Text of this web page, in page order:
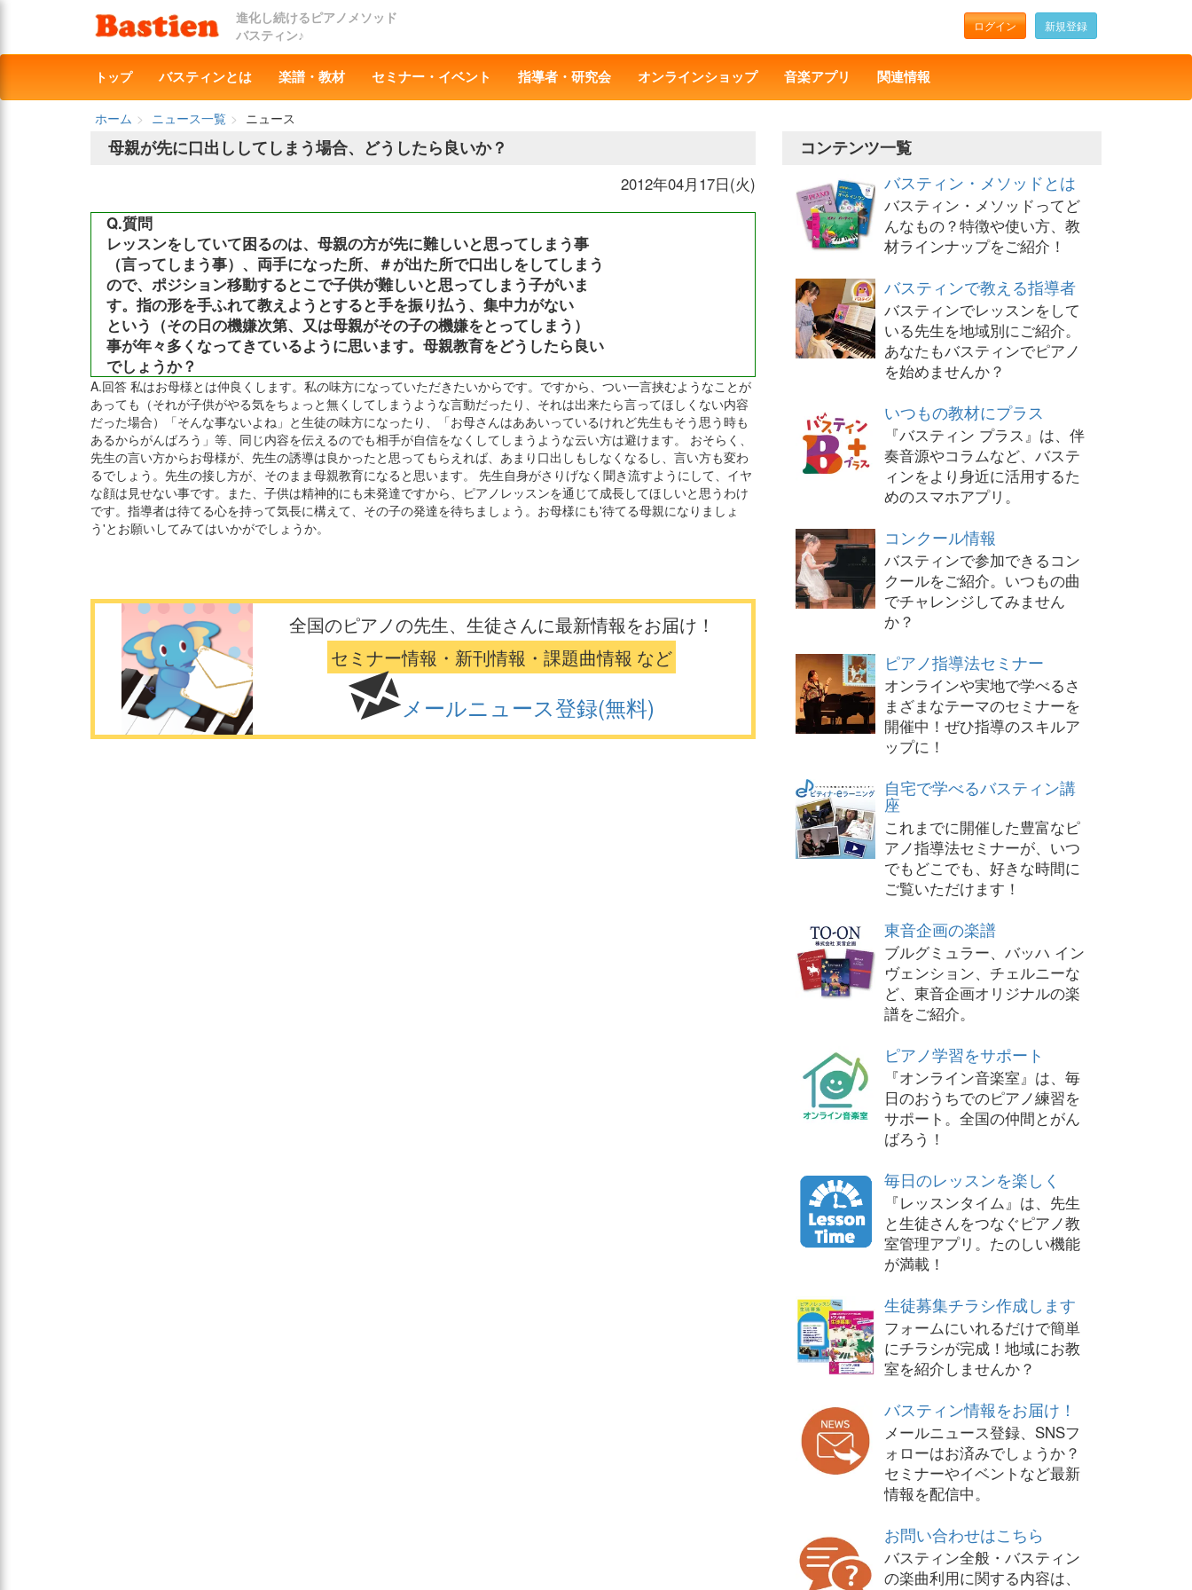
進化し続けるピアノメソッド
バスティン♪
ログイン 新規登録
トップ バスティンとは 楽譜・教材 セミナー・イベント 指導者・研究会 オンラインショップ 音楽アプリ 関連情報
ホーム ニュース一覧
ニュース
母親が先に口出ししてしまう場合、どうしたら良いか？
2012年04月17日(火)
Q.質問
レッスンをしていて困るのは、母親の方が先に難しいと思ってしまう事
（言ってしまう事）、両手になった所、＃が出た所で口出しをしてしまう
ので、ポジション移動するとこで子供が難しいと思ってしまう子がいま
す。指の形を手ふれて教えようとすると手を振り払う、集中力がない
という（その日の機嫌次第、又は母親がその子の機嫌をとってしまう）
事が年々多くなってきているように思います。母親教育をどうしたら良い
でしょうか？
A.回答 私はお母様とは仲良くします。私の味方になっていただきたいからです。ですから、つい一言挟むようなことが
あっても（それが子供がやる気をちょっと無くしてしまうような言動だったり、それは出来たら言ってほしくない内容
だった場合）「そんな事ないよね」と生徒の味方になったり、「お母さんはああいっているけれど先生もそう思う時も
あるからがんばろう」等、同じ内容を伝えるのでも相手が自信をなくしてしまうような云い方は避けます。 おそらく、
先生の言い方からお母様が、先生の誘導は良かったと思ってもらえれば、あまり口出しもしなくなるし、言い方も変わ
るでしょう。先生の接し方が、そのまま母親教育になると思います。 先生自身がさりげなく聞き流すようにして、イヤ
な顔は見せない事です。また、子供は精神的にも未発達ですから、ピアノレッスンを通じて成長してほしいと思うわけ
です。指導者は待てる心を持って気長に構えて、その子の発達を待ちましょう。お母様にも'待てる母親になりましょ
う'とお願いしてみてはいかがでしょうか。
全国のピアノの先生、生徒さんに最新情報をお届け！
セミナー情報・新刊情報・課題曲情報 など
メールニュース登録(無料)
コンテンツ一覧
バスティン・メソッドとは
バスティン・メソッドってど
んなもの？特徴や使い方、教
材ラインナップをご紹介！
バスティンで教える指導者
バスティンでレッスンをして
いる先生を地域別にご紹介。
あなたもバスティンでピアノ
を始めませんか？
いつもの教材にプラス
『バスティン プラス』は、伴
奏音源やコラムなど、バステ
ィンをより身近に活用するた
めのスマホアプリ。
コンクール情報
バスティンで参加できるコン
クールをご紹介。いつもの曲
でチャレンジしてみません
か？
ピアノ指導法セミナー
オンラインや実地で学べるさ
まざまなテーマのセミナーを
開催中！ぜひ指導のスキルア
ップに！
自宅で学べるバスティン講
座
これまでに開催した豊富なピ
アノ指導法セミナーが、いつ
でもどこでも、好きな時間に
ご覧いただけます！
東音企画の楽譜
ブルグミュラー、バッハ イン
ヴェンション、チェルニーな
ど、東音企画オリジナルの楽
譜をご紹介。
ピアノ学習をサポート
『オンライン音楽室』は、毎
日のおうちでのピアノ練習を
サポート。全国の仲間とがん
ばろう！
毎日のレッスンを楽しく
『レッスンタイム』は、先生
と生徒さんをつなぐピアノ教
室管理アプリ。たのしい機能
が満載！
生徒募集チラシ作成します
フォームにいれるだけで簡単
にチラシが完成！地域にお教
室を紹介しませんか？
バスティン情報をお届け！
メールニュース登録、SNSフ
ォローはお済みでしょうか？
セミナーやイベントなど最新
情報を配信中。
お問い合わせはこちら
バスティン全般・バスティン
の楽曲利用に関する内容は、